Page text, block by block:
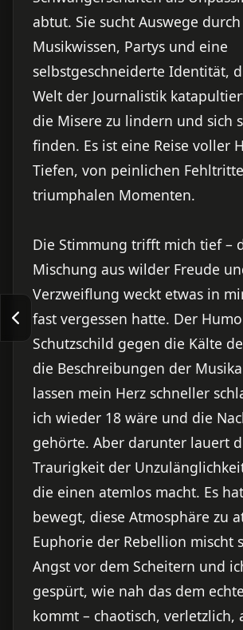
abtut. Sie sucht Auswege durch
Musikwissen, Partys und eine
selbstgeschneiderte Identität,
Welt der Journalistik
die Misere zu lindern und sich
finden. Es ist eine Reise voller
Tiefen, von peinlichen
triumphalen Momenten.
Die Stimmung trifft mich tief –
Mischung aus wilder Freude
Verzweiflung weckt etwas in
fast vergessen hatte. Der
Schutzschild gegen die Kälte
die Beschreibungen der
lassen mein Herz schneller
ich wieder 18 wäre und die
gehörte. Aber darunter lauert
Traurigkeit der
die einen atemlos macht. Es
bewegt, diese Atmosphäre zu
Euphorie der Rebellion mischt
Angst vor dem Scheitern und
gespürt, wie nah das dem
kommt – chaotisch, verletzlich,